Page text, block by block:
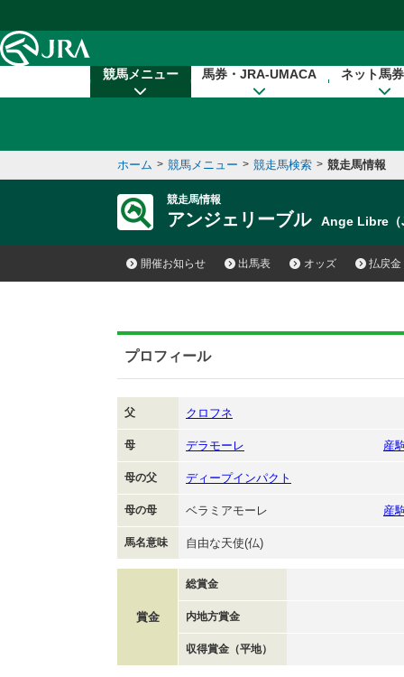
競馬メニュー 馬券・JRA-UMACA ネット馬
ホーム > 競馬メニュー > 競走馬検索 > 競走馬情報
競走馬情報
アンジェリーブル Ange Libre（
開催お知らせ 出馬表 オッズ 払戻金
プロフィール
父 クロフネ
母 デラモーレ 産
母の父 ディープインパクト
母の母 ベラミアモーレ 産
馬名意味 自由な天使(仏)
賞金
総賞金
内地方賞金
収得賞金（平地）